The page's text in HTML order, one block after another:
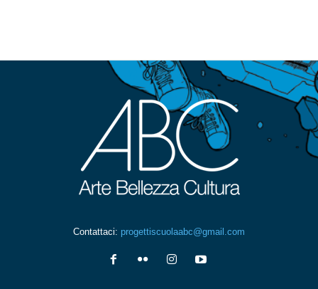
Contattaci: progettiscuolaabc@gmail.com